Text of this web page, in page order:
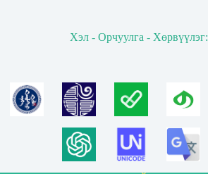
Хэл - Орчуулга - Хөрвүүлэг: